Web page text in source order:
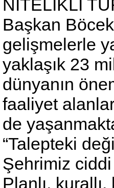
NİTELİKLİ
Başkan
gelişmelerle
yaklaşık 23
dünyanın
faaliyet
de
“Talepteki
Şehrimiz ciddi
Planlı,